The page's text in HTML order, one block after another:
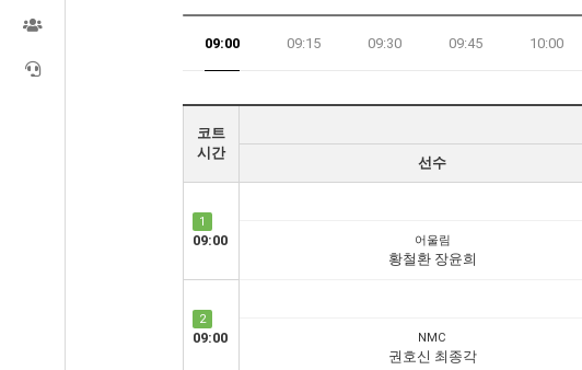
09:00 09:15 09:30 09:45 10:00
코트
시간
선수
1
09:00 어울림
황철환 장윤희
2
09:00 NMC
권호신 최종각